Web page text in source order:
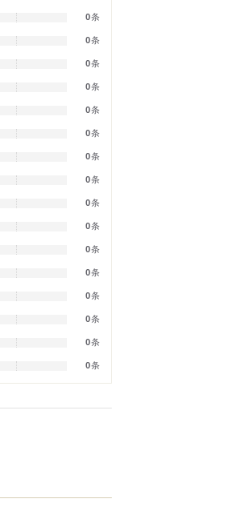
0条
0条
0条
0条
0条
0条
0条
0条
0条
0条
0条
0条
0条
0条
0条
0条